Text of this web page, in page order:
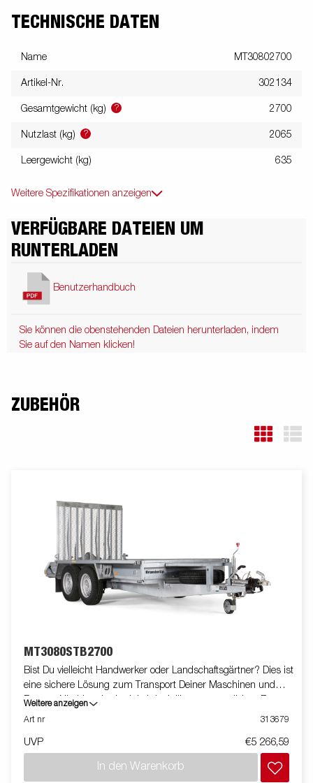
TECHNISCHE DATEN
Name MT30802700
Artikel-Nr. 302134
Gesamtgewicht (kg) ? 2700
Nutzlast (kg) ? 2065
Leergewicht (kg) 635
Weitere Spezifikationen anzeigen
VERFÜGBARE DATEIEN UM
RUNTERLADEN
Benutzerhandbuch
Sie können die obenstehenden Dateien herunterladen, indem
Sie auf den Namen klicken!
ZUBEHÖR
MT3080STB2700
Bist Du vielleicht Handwerker oder Landschaftsgärtner? Dies ist
eine sichere Lösung zum Transport Deiner Maschinen und
Bagger. Niedriger Ladewinkel dank längerer verstärkter Rampe.
Die langen begehbaren Kotflügel geben Dir einen sicheren Tritt
eine Ablage für deine Schaufel und ein Schwerlast-Stützrad für
Veranschaulichung. Abbildung ähnlich.
Weitere anzeigen
Art nr
313679
UVP €5 266,59
In den Warenkorb